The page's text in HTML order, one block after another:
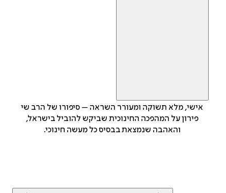
אישי, מלא תשוקה ומעורר השראה – סיפורו של הרב שי
פירון על המהפכה החינוכית שביקש להוביל בישראל,
והאהבה שנמצאת בבסיס כל מעשה חינוכי.